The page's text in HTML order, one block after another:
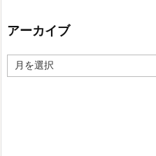
ー
アーカイブ
ー